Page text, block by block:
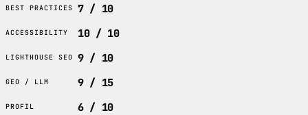
BEST PRACTICES 7 / 10
ACCESSIBILITY 10 / 10
LIGHTHOUSE SEO 9 / 10
GEO / LLM 9 / 15
PROFIL 6 / 10